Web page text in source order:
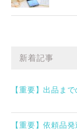
新着記事
【重要】出品ま
【重要】依頼品